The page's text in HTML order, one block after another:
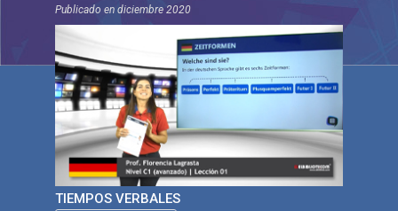
Publicado endiciembre 2020
TIEMPOS VERBALES